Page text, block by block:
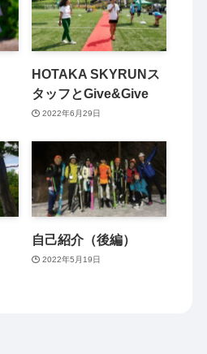
HOTAKA SKYRUNス
タッフとGive&Give
2022年6月29日
自己紹介（後編）
2022年5月19日